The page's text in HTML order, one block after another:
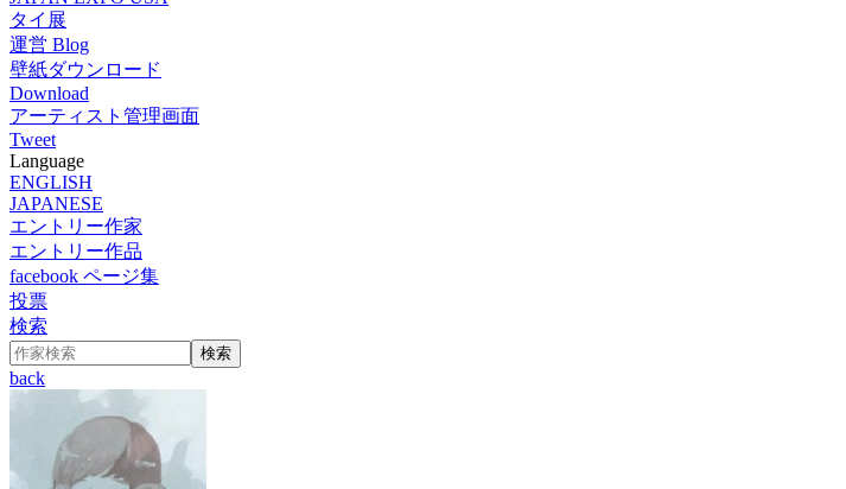
タイ展
運営 Blog
壁紙ダウンロード
Download
アーティスト管理画面
Tweet
Language
ENGLISH
JAPANESE
エントリー作家
エントリー作品
facebook ページ集
投票
検索
back